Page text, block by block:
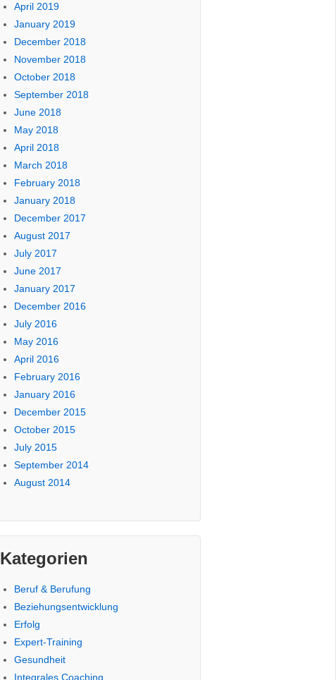
April 2019
January 2019
December 2018
November 2018
October 2018
September 2018
June 2018
May 2018
April 2018
March 2018
February 2018
January 2018
December 2017
August 2017
July 2017
June 2017
January 2017
December 2016
July 2016
May 2016
April 2016
February 2016
January 2016
December 2015
October 2015
July 2015
September 2014
August 2014
Kategorien
Beruf & Berufung
Beziehungsentwicklung
Erfolg
Expert-Training
Gesundheit
Integrales Coaching